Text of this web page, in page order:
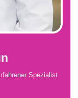
Spezialist